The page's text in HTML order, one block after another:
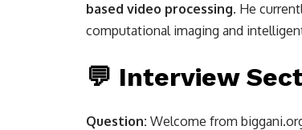
based video processing. He
computational imaging and
💬 Interview
Question: Welcome from